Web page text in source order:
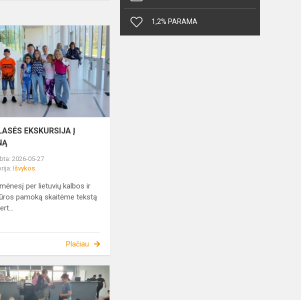
Į
KAUNĄ
EKSKURSIJA Į
2026-05-27
Išvykos
per lietuvių kalbos ir
pamoką skaitėme tekstą
Plačiau
8B
1,2% PARAMA